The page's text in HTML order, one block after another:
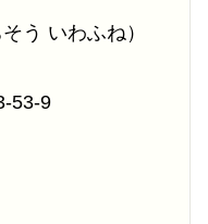
う いわふね）
53-9